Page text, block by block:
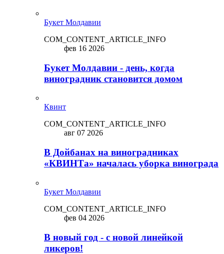
Букет Молдавии
COM_CONTENT_ARTICLE_INFO
фев 16 2026
Букет Молдавии - день, когда
виноградник становится домом
Квинт
COM_CONTENT_ARTICLE_INFO
авг 07 2026
В Дойбанах на виноградниках
«КВИНТа» началась уборка винограда
Букет Молдавии
COM_CONTENT_ARTICLE_INFO
фев 04 2026
В новый год - с новой линейкой
ликepoв!